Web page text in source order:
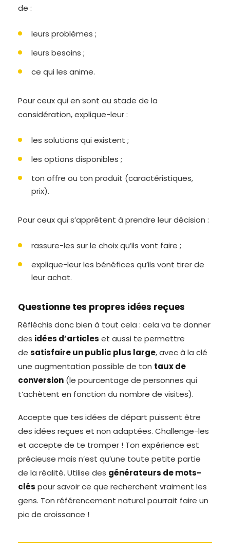
de :
leurs problèmes ;
leurs besoins ;
ce qui les anime.
Pour ceux qui en sont au stade de la
considération, explique-leur :
les solutions qui existent ;
les options disponibles ;
ton offre ou ton produit (caractéristiques,
prix).
Pour ceux qui s’apprêtent à prendre leur décision :
rassure-les sur le choix qu’ils vont faire ;
explique-leur les bénéfices qu’ils vont tirer de
leur achat.
Questionne tes propres idées reçues
Réfléchis donc bien à tout cela : cela va te donner
des idées d’articles et aussi te permettre
de satisfaire un public plus large, avec à la clé
une augmentation possible de ton taux de
conversion (le pourcentage de personnes qui
t’achètent en fonction du nombre de visites).
Accepte que tes idées de départ puissent être
des idées reçues et non adaptées. Challenge-les
et accepte de te tromper ! Ton expérience est
précieuse mais n’est qu’une toute petite partie
de la réalité. Utilise des générateurs de mots-
clés pour savoir ce que recherchent vraiment les
gens. Ton référencement naturel pourrait faire un
pic de croissance !